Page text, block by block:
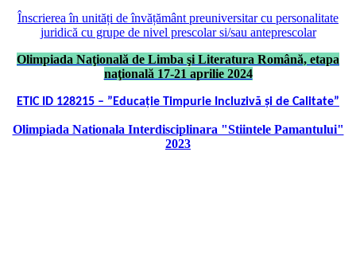
Înscrierea în unități de învățământ preuniversitar cu personalitate
juridică cu grupe de nivel prescolar si/sau anteprescolar
Olimpiada Naţională de Limba şi Literatura Română, etapa
naţională 17-21 aprilie 2024
ETIC ID 128215 – ”Educație Timpurie Incluzivă și de Calitate”
Olimpiada Nationala Interdisciplinara "Stiintele Pamantului"
2023